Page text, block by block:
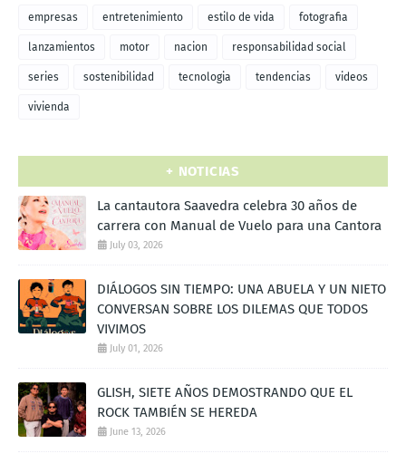
empresas entretenimiento estilo de vida fotografia
lanzamientos motor nacion responsabilidad social
series sostenibilidad tecnologia tendencias videos
vivienda
+ NOTICIAS
La cantautora Saavedra celebra 30 años de
carrera con Manual de Vuelo para una Cantora
July 03, 2026
DIÁLOGOS SIN TIEMPO: UNA ABUELA Y UN NIETO
CONVERSAN SOBRE LOS DILEMAS QUE TODOS
VIVIMOS
July 01, 2026
GLISH, SIETE AÑOS DEMOSTRANDO QUE EL
ROCK TAMBIÉN SE HEREDA
June 13, 2026